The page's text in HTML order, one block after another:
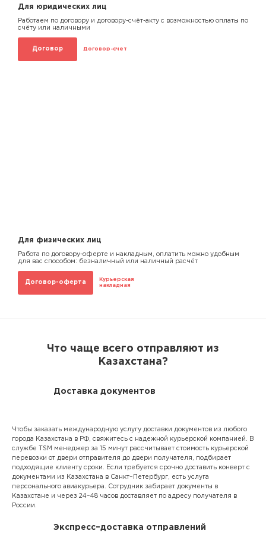
Для юридических лиц
Работаем по договору и договору-счёт-акту с возможностью оплаты по
счёту или наличными
Договор Договор-счет
Для физических лиц
Работа по договору-оферте и накладным, оплатить можно удобным
для вас способом: безналичный или наличный расчёт
Договор-оферта
Курьерская
накладная
Что чаще всего отправляют из
Казахстана?
Доставка документов
Чтобы заказать международную услугу доставки документов из любого
города Казахстана в РФ, свяжитесь с надежной курьерской компанией. В
службе TSM менеджер за 15 минут рассчитывает стоимость курьерской
перевозки от двери отправителя до двери получателя, подбирает
подходящие клиенту сроки. Если требуется срочно доставить конверт с
документами из Казахстана в Санкт–Петербург, есть услуга
персонального авиакурьера. Сотрудник забирает документы в
Казахстане и через 24–48 часов доставляет по адресу получателя в
России.
Экспресс–доставка отправлений